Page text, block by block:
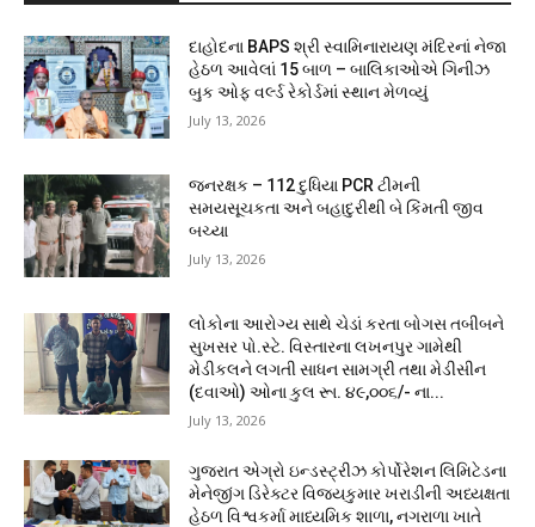
દાહોદના BAPS શ્રી સ્વામિનારાયણ મંદિરનાં નેજા
હેઠળ આવેલાં 15 બાળ – બાલિકાઓએ ગિનીઝ
બુક ઓફ વર્લ્ડ રેકોર્ડમાં સ્થાન મેળવ્યું
July 13, 2026
જનરક્ષક – 112 દુધિયા PCR ટીમની
સમયસૂચકતા અને બહાદુરીથી બે કિંમતી જીવ
બચ્યા
July 13, 2026
લોકોના આરોગ્ય સાથે ચેડાં કરતા બોગસ તબીબને
સુખસર પો.સ્ટે. વિસ્તારના લખનપુર ગામેથી
મેડીકલને લગતી સાધન સામગ્રી તથા મેડીસીન
(દવાઓ) ઓના કુલ રૂા. ૪૯,૦૦૬/- ના...
July 13, 2026
ગુજરાત એગ્રો ઇન્ડસ્ટ્રીઝ કોર્પોરેશન લિમિટેડના
મેનેજીંગ ડિરેક્ટર વિજયકુમાર ખરાડીની અધ્યક્ષતા
હેઠળ વિશ્વકર્મા માધ્યમિક શાળા, નગરાળા ખાતે